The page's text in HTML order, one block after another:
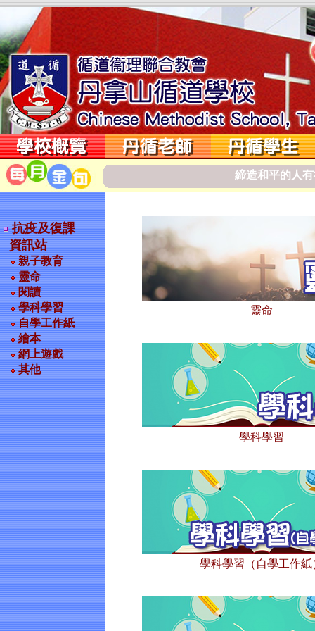
締造和平的 人有
抗疫及復課
資訊站
親子教育
靈命
閱讀
學科學習
自學工作紙
繪本
網上遊戲
其他
靈命
學科學習
學科學習（自學工作紙